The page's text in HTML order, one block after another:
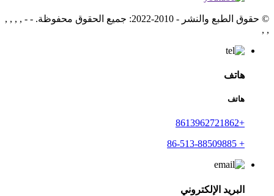
© حقوق الطبع والنشر - 2010-2022: جميع الحقوق محفوظة.
- - , , , ,
, ,
هاتف
هاتف
+8613962721862
+ 86-513-88509885
البريد الإلكتروني